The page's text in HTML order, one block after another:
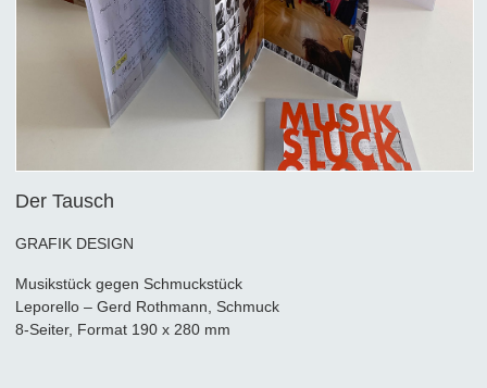
Der Tausch
GRAFIK DESIGN
Musikstück gegen Schmuckstück
Leporello – Gerd Rothmann, Schmuck
8-Seiter, Format 190 x 280 mm